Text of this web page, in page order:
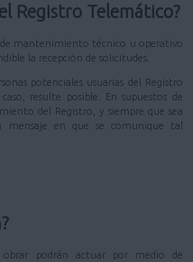
Registro Telemático?
de mantenimiento técnico u operativo
la recepción de solicitudes.
potenciales usuarias del Registro
resulte posible. En supuestos de
del Registro, y siempre que sea
mensaje en que se comunique tal
obrar podrán actuar por medio de